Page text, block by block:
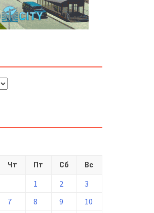
Чт Пт Сб Вс
1 2
3
7 8 9
10